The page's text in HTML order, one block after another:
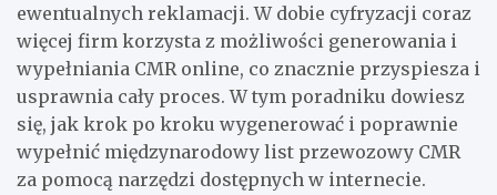
ewentualnych reklamacji. W dobie cyfryzacji coraz
więcej firm korzysta z możliwości generowania i
wypełniania CMR online, co znacznie przyspiesza i
usprawnia cały proces. W tym poradniku dowiesz
się, jak krok po kroku wygenerować i poprawnie
wypełnić międzynarodowy list przewozowy CMR
za pomocą narzędzi dostępnych w internecie.